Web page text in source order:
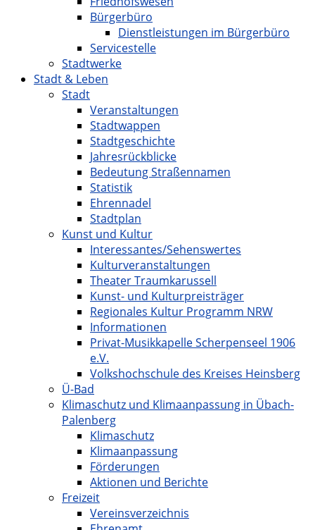
Bürgerbüro
Dienstleistungen im Bürgerbüro
Servicestelle
Stadtwerke
Stadt & Leben
Stadt
Veranstaltungen
Stadtwappen
Stadtgeschichte
Jahresrückblicke
Bedeutung Straßennamen
Statistik
Ehrennadel
Stadtplan
Kunst und Kultur
Interessantes/Sehenswertes
Kulturveranstaltungen
Theater Traumkarussell
Kunst- und Kulturpreisträger
Regionales Kultur Programm NRW
Informationen
Privat-Musikkapelle Scherpenseel 1906
e.V.
Volkshochschule des Kreises Heinsberg
Ü-Bad
Klimaschutz und Klimaanpassung in Übach-
Palenberg
Klimaschutz
Klimaanpassung
Förderungen
Aktionen und Berichte
Freizeit
Vereinsverzeichnis